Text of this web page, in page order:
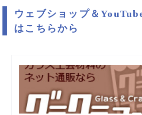
ウェブショップ＆
はこちらから